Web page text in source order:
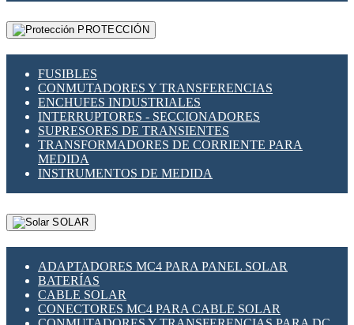
PROTECCIÓN
FUSIBLES
CONMUTADORES Y TRANSFERENCIAS
ENCHUFES INDUSTRIALES
INTERRUPTORES - SECCIONADORES
SUPRESORES DE TRANSIENTES
TRANSFORMADORES DE CORRIENTE PARA
MEDIDA
INSTRUMENTOS DE MEDIDA
SOLAR
ADAPTADORES MC4 PARA PANEL SOLAR
BATERÍAS
CABLE SOLAR
CONECTORES MC4 PARA CABLE SOLAR